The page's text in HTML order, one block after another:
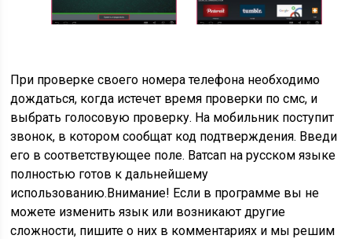
При проверке своего номера телефона необходимо
дождаться, когда истечет время проверки по смс, и
выбрать голосовую проверку. На мобильник поступит
звонок, в котором сообщат код подтверждения. Введи
его в соответствующее поле. Ватсап на русском языке
полностью готов к дальнейшему
использованию.Внимание! Если в программе вы не
можете изменить язык или возникают другие
сложности, пишите о них в комментариях и мы решим